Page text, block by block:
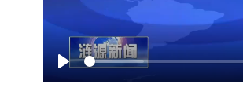
Play